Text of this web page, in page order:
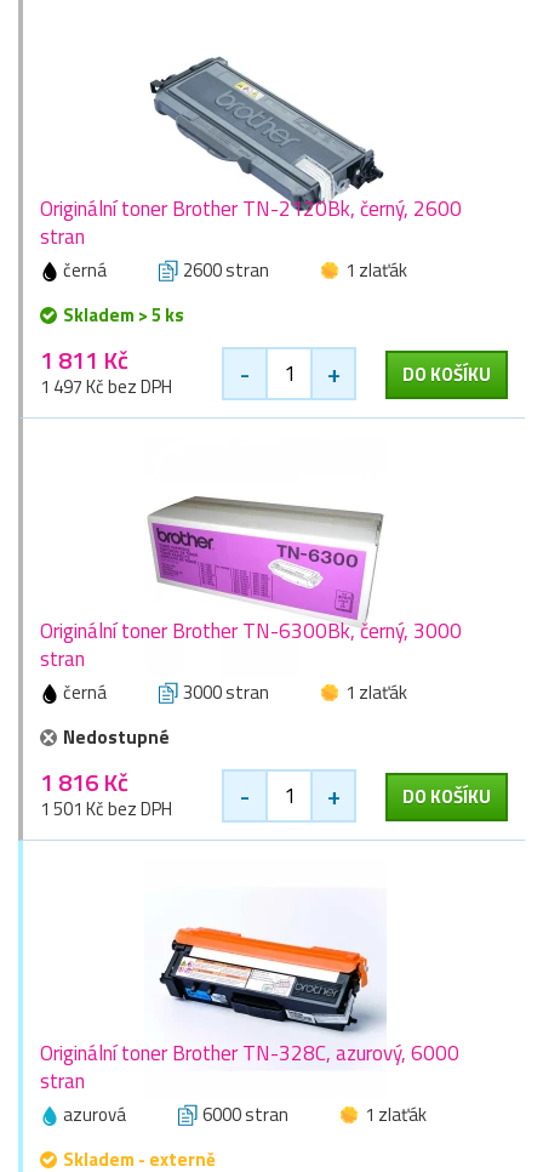
Originální toner Brother TN-2120Bk, černý, 2600
stran
černá 2600 stran
1 zlaťák
Skladem > 5 ks
1 811 Kč
1 497 Kč bez DPH - + DO KOŠÍKU
Originální toner Brother TN-6300Bk, černý, 3000
stran
černá 3000 stran
1 zlaťák
Nedostupné
1 816 Kč
1 501 Kč bez DPH - + DO KOŠÍKU
Originální toner Brother TN-328C, azurový, 6000
stran
azurová 6000 stran
1 zlaťák
Skladem - externě